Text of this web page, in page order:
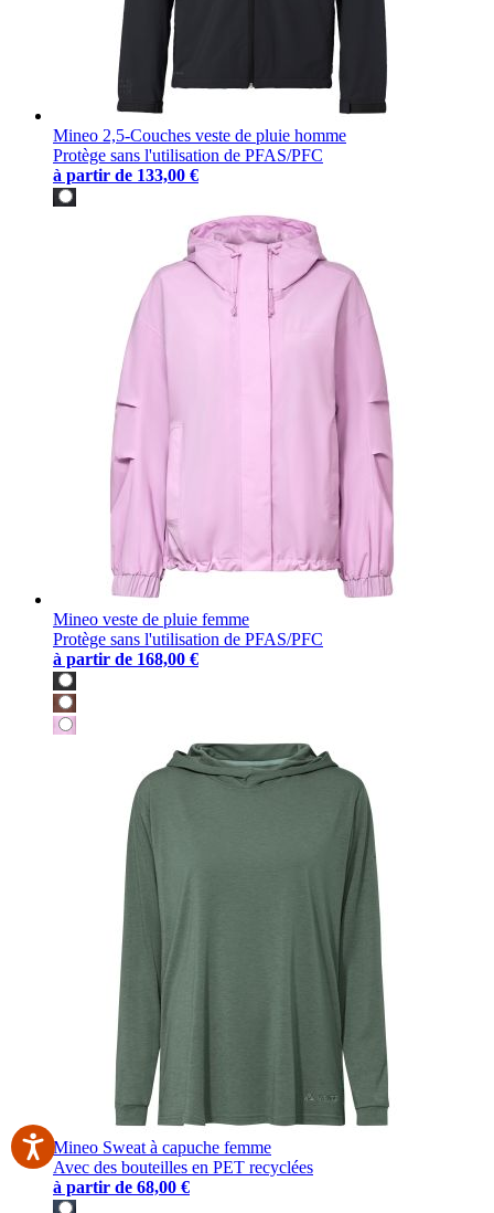
Mineo 2,5-Couches veste de pluie homme
Protège sans l'utilisation de PFAS/PFC
à partir de 133,00 €
Mineo veste de pluie femme
Protège sans l'utilisation de PFAS/PFC
à partir de 168,00 €
Mineo Sweat à capuche femme
Avec des bouteilles en PET recyclées
à partir de 68,00 €